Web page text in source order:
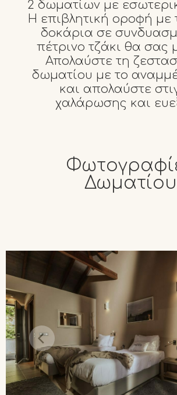
2 δωματίων με
Η επιβλητική οροφή με
δοκάρια σε
πέτρινο τζάκι θα σας
Απολαύστε τη
δωματίου με το
και απολαύστε
χαλάρωσης και
Δωματίου